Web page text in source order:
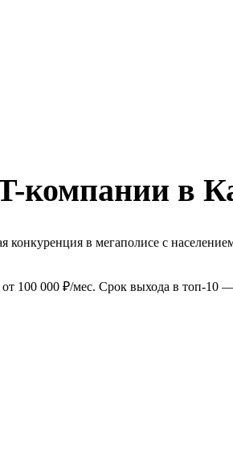
компании в
в мегаполисе с
100 000 ₽/мес. Срок выхода в топ-10